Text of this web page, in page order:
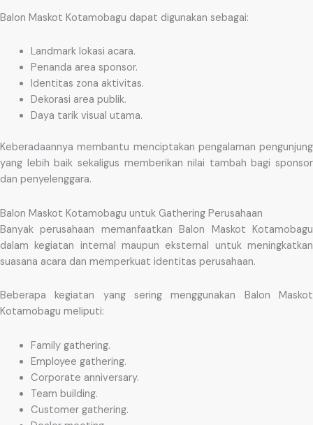
Balon Maskot Kotamobagu dapat digunakan sebagai:
Landmark lokasi acara.
Penanda area sponsor.
Identitas zona aktivitas.
Dekorasi area publik.
Daya tarik visual utama.
Keberadaannya membantu menciptakan pengalaman pengunjung
yang lebih baik sekaligus memberikan nilai tambah bagi sponsor
dan penyelenggara.
Balon Maskot Kotamobagu untuk Gathering Perusahaan
Banyak perusahaan memanfaatkan Balon Maskot Kotamobagu
dalam kegiatan internal maupun eksternal untuk meningkatkan
suasana acara dan memperkuat identitas perusahaan.
Beberapa kegiatan yang sering menggunakan Balon Maskot
Kotamobagu meliputi:
Family gathering.
Employee gathering.
Corporate anniversary.
Team building.
Customer gathering.